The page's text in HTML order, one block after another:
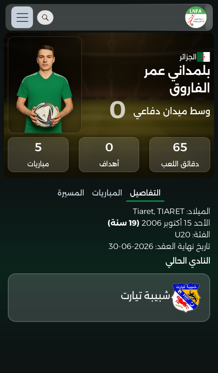
الجزائر
بلمداني عمر
الفاروق
وسط ميدان دفاعي 0
65
دقائق اللعب
0
أهداف
5
مباريات
التفاصيل المباريات
المسيرة
الميلاد: Tiaret, TIARET
الأحد 15 أكتوبر 2006
(19 سنة)
الفئة: U20
تاريخ نهاية العقد: 2026-06-30
النادي الحالي
شبيبة تيارت